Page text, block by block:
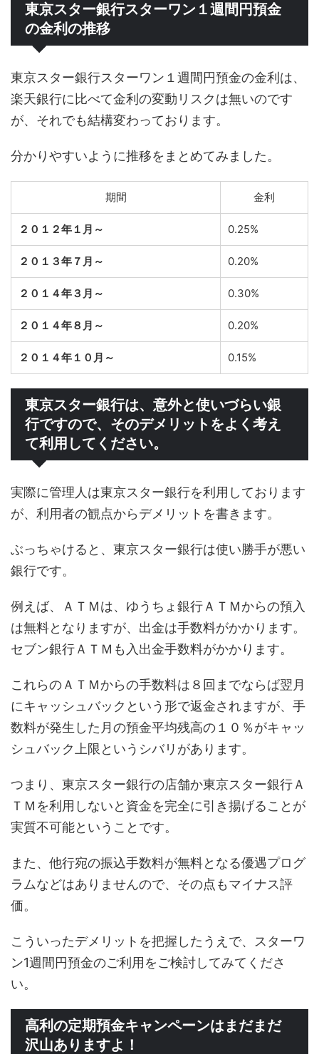
東京スター銀行スターワン１週間円預金
の金利の推移
東京スター銀行スターワン１週間円預金の金利は、
楽天銀行に比べて金利の変動リスクは無いのです
が、それでも結構変わっております。
分かりやすいように推移をまとめてみました。
期間 金利
２０１２年１月～ 0.25%
２０１３年７月～ 0.20%
２０１４年３月～ 0.30%
２０１４年８月～ 0.20%
２０１４年１０月～ 0.15%
東京スター銀行は、意外と使いづらい銀
行ですので、そのデメリットをよく考え
て利用してください。
実際に管理人は東京スター銀行を利用しております
が、利用者の観点からデメリットを書きます。
ぶっちゃけると、東京スター銀行は使い勝手が悪い
銀行です。
例えば、ＡＴＭは、ゆうちょ銀行ＡＴＭからの預入
は無料となりますが、出金は手数料がかかります。
セブン銀行ＡＴＭも入出金手数料がかかります。
これらのＡＴＭからの手数料は８回までならば翌月
にキャッシュバックという形で返金されますが、手
数料が発生した月の預金平均残高の１０％がキャッ
シュバック上限というシバリがあります。
つまり、東京スター銀行の店舗か東京スター銀行Ａ
ＴＭを利用しないと資金を完全に引き揚げることが
実質不可能ということです。
また、他行宛の振込手数料が無料となる優遇プログ
ラムなどはありませんので、その点もマイナス評
価。
こういったデメリットを把握したうえで、スターワ
ン1週間円預金のご利用をご検討してみてくださ
い。
高利の定期預金キャンペーンはまだまだ
沢山ありますよ！